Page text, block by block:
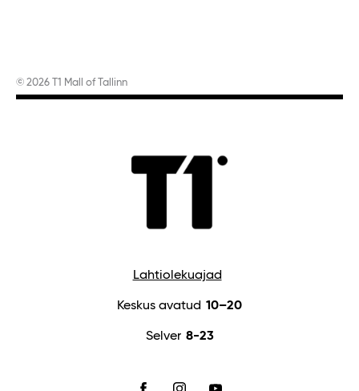
© 2026 T1 Mall of Tallinn
Lahtiolekuajad
Keskus avatud 10–20
Selver 8-23